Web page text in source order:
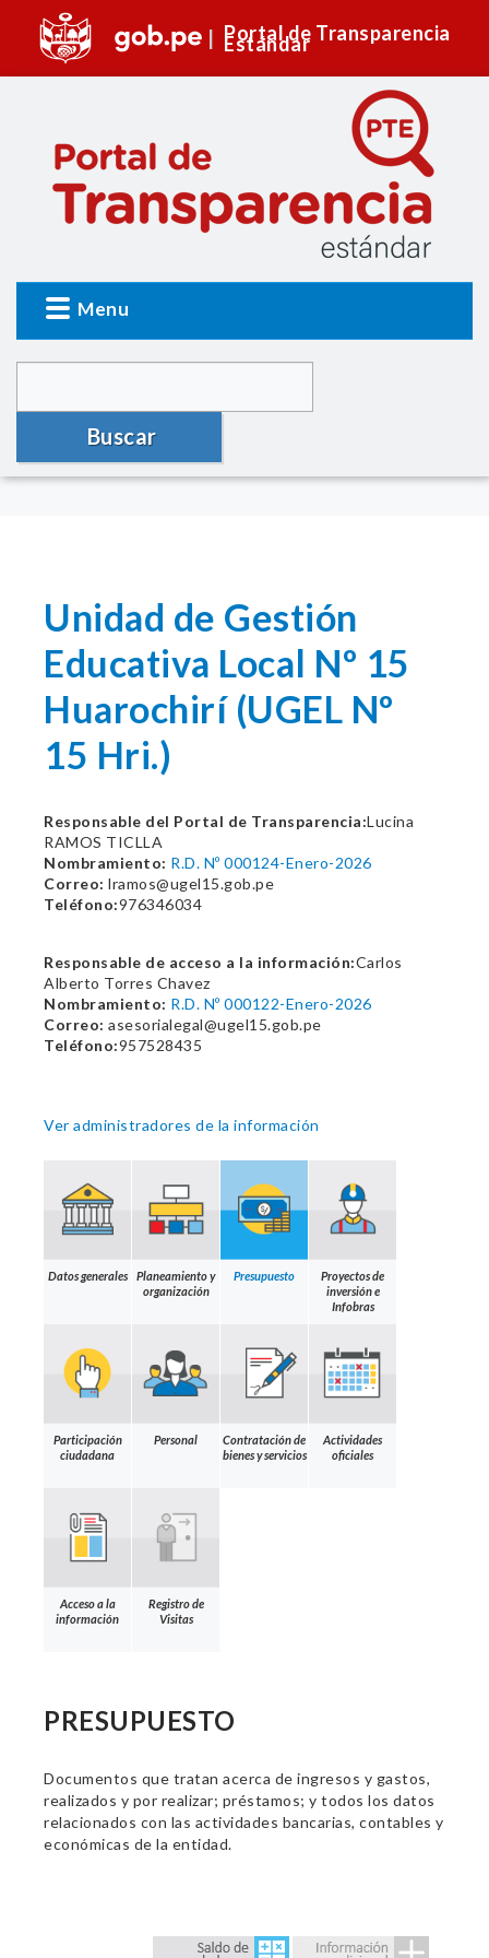
Portal de Transparencia
Estándar
Menu
Buscar
Unidad de Gestión
Educativa Local Nº 15
Huarochirí (UGEL Nº
15 Hri.)
Responsable del Portal de Transparencia:Lucina
RAMOS TICLLA
Nombramiento: R.D. Nº 000124-Enero-2026
Correo: lramos@ugel15.gob.pe
Teléfono:976346034
Responsable de acceso a la información:Carlos
Alberto Torres Chavez
Nombramiento: R.D. Nº 000122-Enero-2026
Correo: asesorialegal@ugel15.gob.pe
Teléfono:957528435
Ver administradores de la información
Datos generales
Planeamiento y
organización
Presupuesto
Proyectos de
inversión e
Infobras
Participación
ciudadana
Personal
Contratación de
bienes y servicios
Actividades
oficiales
Acceso a la
información
Registro de
Visitas
PRESUPUESTO
Documentos que tratan acerca de ingresos y gastos,
realizados y por realizar; préstamos; y todos los datos
relacionados con las actividades bancarias, contables y
económicas de la entidad.